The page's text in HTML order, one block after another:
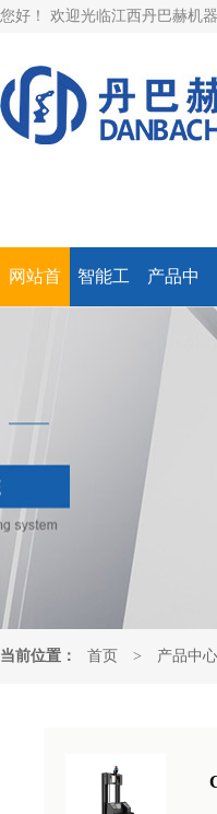
您好！ 欢迎光临江西丹巴赫机
网站首 智能工 产品中
当前位置： 首页 > 产品中心